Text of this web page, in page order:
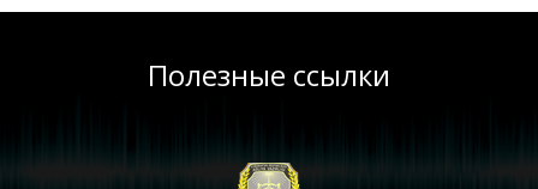
Полезные ссылки